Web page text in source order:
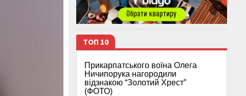
ТОП 10
Прикарпатського воїна Олега
Ничипорука нагородили
відзнакою “Золотий Хрест”
(ФОТО)